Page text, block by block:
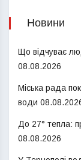
Новини
Що відчуває
08.08.2026
Міська рада
води
До 27° тепла:
08.08.2026